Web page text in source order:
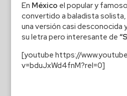
En México el popular y
convertido a baladista solista,
una versión casi desconocida
su letra pero interesante de
[youtube https://
v=bduJxWd4fnM?rel=0]